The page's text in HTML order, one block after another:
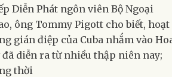
Tranh Pháp Lý” Của Bắc Kinh
Hoa Kỳ & Thế Giới Hoạt Động Gián
Của Cuba Nhắm Vào Mỹ Vẫn Còn
Diễn Phát ngôn viên Bộ Ngoại
ông Tommy Pigott cho biết, hoạt